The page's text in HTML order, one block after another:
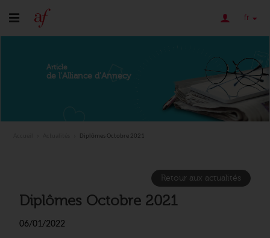
fr
Article
de l'Alliance d'Annecy
Diplômes Octobre 2021
Retour aux actualités
Diplômes Octobre 2021
06/01/2022